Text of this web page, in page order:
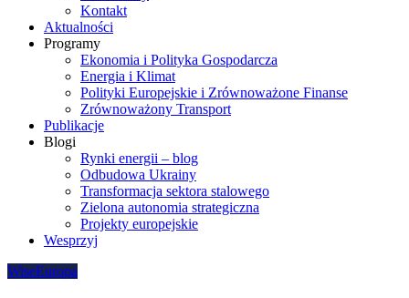
Kontakt
Aktualności
Programy
Ekonomia i Polityka Gospodarcza
Energia i Klimat
Polityki Europejskie i Zrównoważone Finanse
Zrównoważony Transport
Publikacje
Blogi
Rynki energii – blog
Odbudowa Ukrainy
Transformacja sektora stalowego
Zielona autonomia strategiczna
Projekty europejskie
Wesprzyj
WiseEuropa